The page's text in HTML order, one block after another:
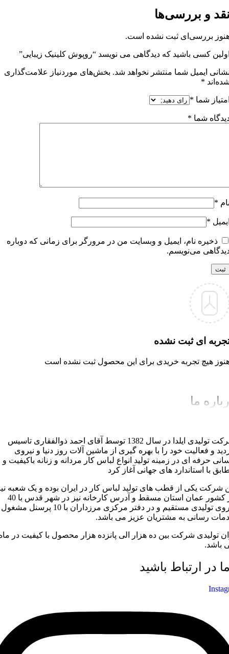
و بررسی‌ها
بررسی‌ای ثبت نشده است.
کسی باشید که دیدگاهی می نویسد “روپوش کلینیک زیبایی”
ایمیل شما منتشر نخواهد شد. بخش‌های موردنیاز علامت‌گذاری
*
شما *
شما *
*
*
ذخیره نام، ایمیل و وبسایت من در مرورگر برای زمانی که دوباره
می‌نویسم.
ای ثبت نشده
هیچ تجربه خریدی برای این محصول ثبت نشده است
ما
شرکت تولیدی ایلدا در سال 1382 توسط آقای احمد ذوالفقاری تاسیس
و فعالیت خود را با بهره گیری از ماشین آلات روز دنیا و نیروی
حرفه ای در زمینه تولید انواع لباس کار مردانه و زنانه باکیفیت و
با استاندارد های جهانی آغاز کرد
شرکت یکی از قطب های تولید لباس کار در ایران بوده و یک شعبه
در کشور عمان استان مسقط و آدرس کارخانه نیز در شهر قدس با 40
نیروی تولیدی مستقیم و در دفتر مرکزی مرزداران با 10 پرسنل مشغول
رسانی به مشتریان عزیز می باشد.
تولیدی شرکت بین ده هزار الی پانزده هزار محصول با کیفیت در
باشد.
در ارتباط باشید